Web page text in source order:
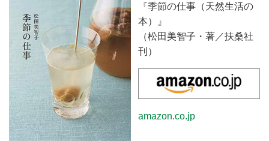
『季節の仕事（天然生活の
本）』
（松田美智子・著／扶桑社
刊）
amazon.co.jp